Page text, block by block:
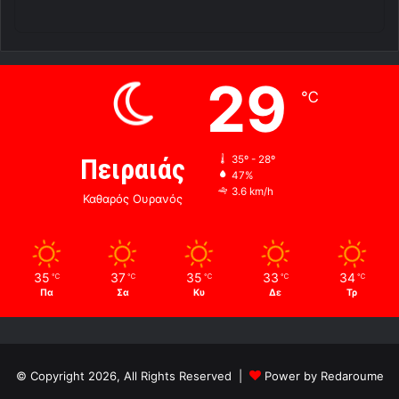
Πειραιάς
Καθαρός Ουρανός
29 ℃
35º - 28º
47%
3.6 km/h
35 ℃
Πα
37 ℃
Σα
35 ℃
Κυ
33 ℃
Δε
34 ℃
Τρ
© Copyright 2026, All Rights Reserved |
Power by Redaroume